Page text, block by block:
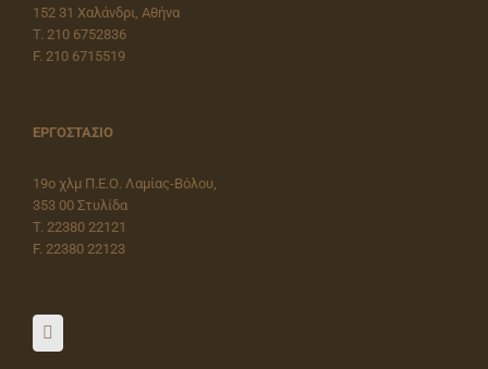
152 31 Χαλάνδρι, Αθήνα
T. 210 6752836
F. 210 6715519
ΕΡΓΟΣΤΑΣΙΟ
19o χλμ Π.Ε.Ο. Λαμίας-Βόλου,
353 00 Στυλίδα
T. 22380 22121
F. 22380 22123